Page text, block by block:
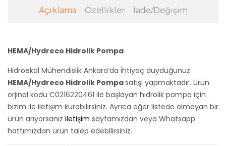
Açıklama Özellikler İade/Değişim
HEMA/Hydreco Hidrolik Pompa
Hidroekol Mühendislik Ankara’da ihtiyaç duyduğunuz
HEMA/Hydreco Hidrolik Pompasatışı yapmaktadır. Ürün
orjinal kodu C0216220461 ile başlayan hidrolik pompa için
bizim ile iletişim kurabilirsiniz. Ayrıca eğer listede olmayan bir
ürün arıyorsanız iletişim sayfamızdan veya Whatsapp
hattımızdan ürün talep edebilirsiniz.